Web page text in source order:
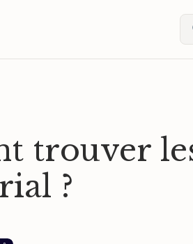
trouver
?